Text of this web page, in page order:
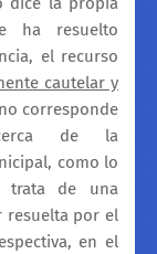
ha resuelto
el recurso
cautelar y
corresponde
de la
como lo
trata de una
resuelta por el
en el